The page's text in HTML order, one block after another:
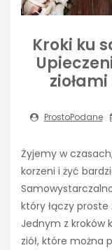
Kroki ku
ProstoPodane
Żyjemy w
korzeni i żyć
który łączy
Jednym z kroków
ziół, które można